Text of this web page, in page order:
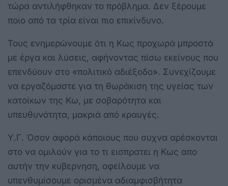
τώρα αντιλήφθηκαν το πρόβλημα. Δεν ξέρουμε
ποιο από τα τρία είναι πιο επικίνδυνο.
Τους ενημερώνουμε ότι η Κως προχωρά μπροστά
με έργα και λύσεις, αφήνοντας πίσω εκείνους που
επενδύουν στο «πολιτικό αδιέξοδο». Συνεχίζουμε
να εργαζόμαστε για τη θωράκιση της υγείας των
κατοίκων της Κω, με σοβαρότητα και
υπευθυνότητα, μακριά από κραυγές.
Υ.Γ. Όσον αφορά κάποιους που συχνα αρέσκονται
στο να ομιλούν για το τι εισπρατει η Κως απο
αυτήν την κυβερνηση, οφείλουμε να
υπενθυμίσουμε ορισμένα αδιαμφισβήτητα